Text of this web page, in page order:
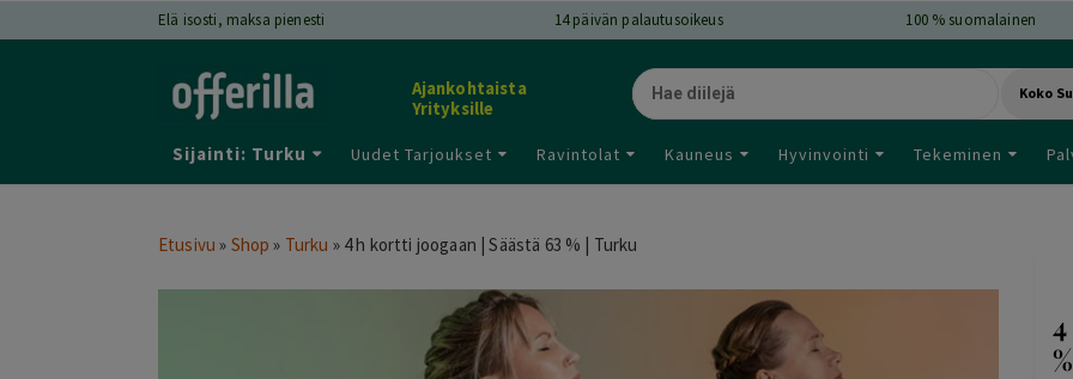
Elä isosti, maksa pienesti 14päivän palautusoikeus 100 % suomalainen
Ajankohtaista
Yrityksille
Koko
Sijainti: Turku Uudet Tarjoukset Ravintolat Kauneus Hyvinvointi Tekeminen
Etusivu » Shop » Turku » 4 h kortti joogaan | Säästä 63 % | Turku